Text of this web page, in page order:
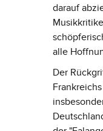
darauf
alle
Der